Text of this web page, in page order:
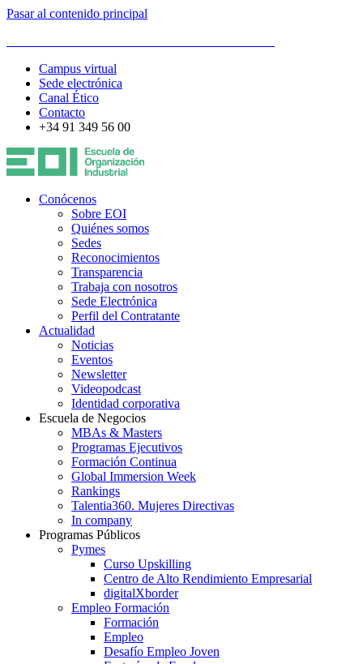
Pasar al contenido principal
Campus virtual
Sede electrónica
Canal Ético
Contacto
+34 91 349 56 00
Conócenos
Sobre EOI
Quiénes somos
Sedes
Reconocimientos
Transparencia
Trabaja con nosotros
Sede Electrónica
Perfil del Contratante
Actualidad
Noticias
Eventos
Newsletter
Videopodcast
Identidad corporativa
Escuela de Negocios
MBAs & Masters
Programas Ejecutivos
Formación Continua
Global Immersion Week
Rankings
Talentia360. Mujeres Directivas
In company
Programas Públicos
Pymes
Curso Upskilling
Centro de Alto Rendimiento Empresarial
digitalXborder
Empleo Formación
Formación
Empleo
Desafío Empleo Joven